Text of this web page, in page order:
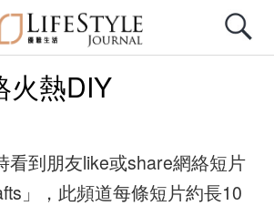
火熱DIY
看到朋友like或share網絡短片
」，此頻道每條短片約長10